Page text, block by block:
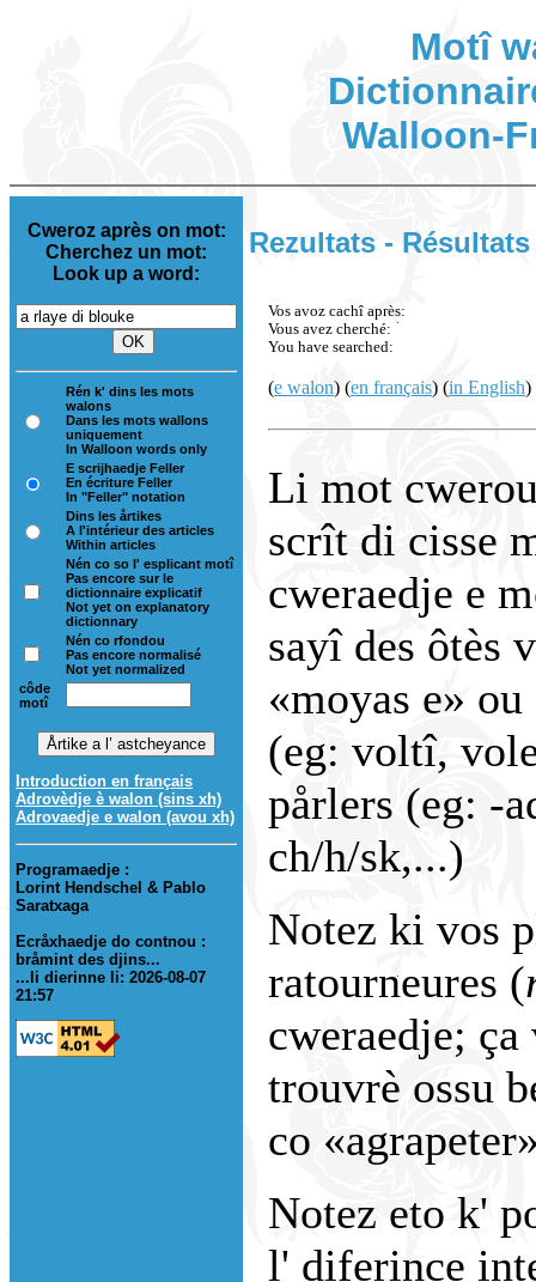
Motî
Walloon-
Cweroz après on mot:
Cherchez un mot:
Look up a word:
Rén k' dins les mots
walons
Dans les mots wallons
uniquement
In Walloon words only
E scrijhaedje Feller
En écriture Feller
In "Feller" notation
Dins les årtikes
A l'intérieur des articles
Within articles
Nén co so l' esplicant motî
Pas encore sur le
dictionnaire explicatif
Not yet on explanatory
dictionnary
Nén co rfondou
Pas encore normalisé
Not yet normalized
côde
motî
Introduction en français
Adrovèdje è walon (sins xh)
Adrovaedje e walon (avou xh)
Programaedje :
Lorint Hendschel & Pablo
Saratxaga
Ecråxhaedje do contnou :
bråmint des djins...
...li dierinne li: 2026-08-07
21:57
Rezultats -
Vos avoz cachî après:
Vous avez cherché:
You have searched:
(e walon) (en français) (in English)
Li mot
scrît di cisse
cweraedje e
sayî des ôtès
«moyas e»
(eg: voltî,
pårlers (eg: -
ch/h/sk,...)
Notez ki vos
ratourneures (
cweraedje;
trouvrè ossu
co
Notez eto k'
l' diferince